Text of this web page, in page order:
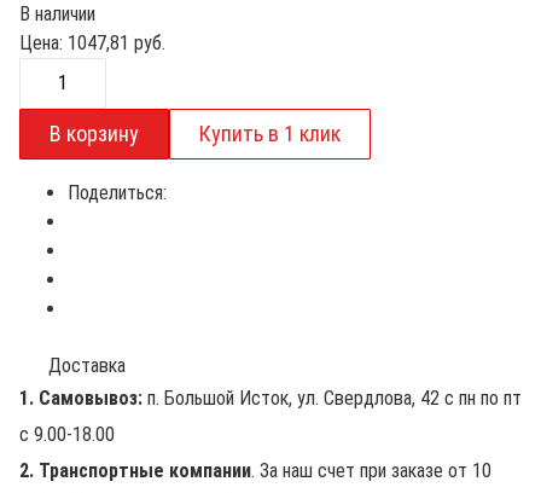
В наличии
Цена: 1047,81 руб.
Поделиться:
Доставка
1. Самовывоз: п. Большой Исток, ул. Свердлова, 42 с пн по пт
с 9.00-18.00
2. Транспортные компании. За наш счет при заказе от 10